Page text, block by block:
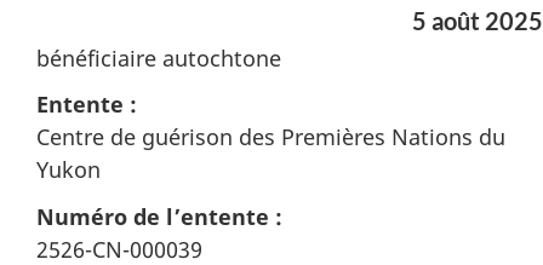
5 août 2025
bénéficiaire autochtone
Entente :
Centre de guérison des Premières Nations du
Yukon
Numéro de l’entente :
2526-CN-000039